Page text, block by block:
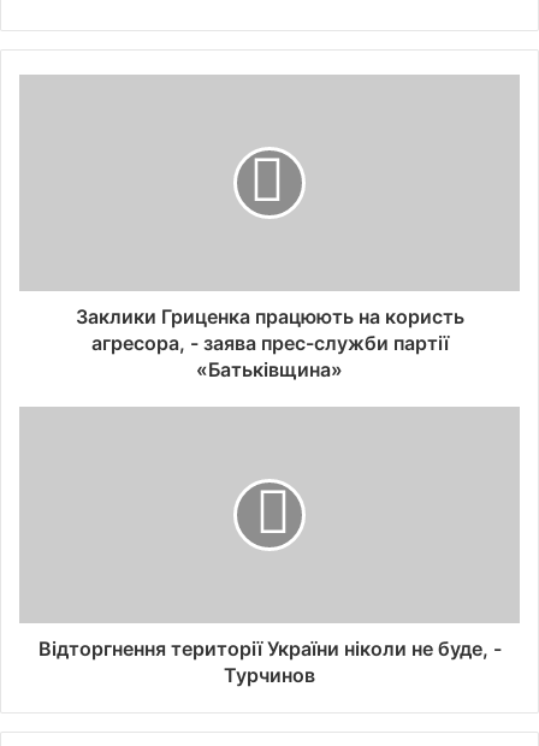
Заклики Гриценка працюють на користь
агресора, - заява прес-служби партії
«Батьківщина»
Відторгнення території України ніколи не буде, -
Турчинов